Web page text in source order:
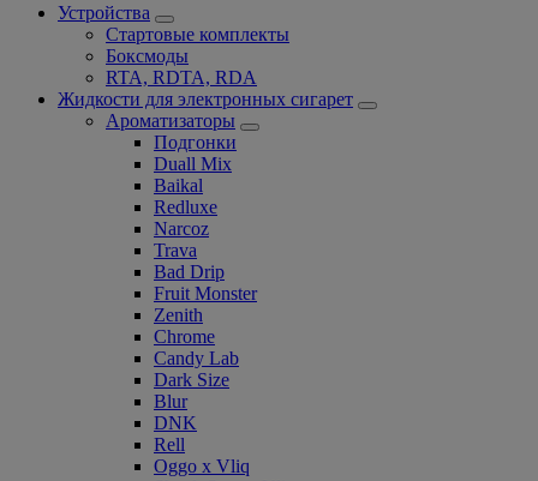
Устройства
Стартовые комплекты
Боксмоды
RTA, RDTA, RDA
Жидкости для электронных сигарет
Ароматизаторы
Подгонки
Duall Mix
Baikal
Redluxe
Narcoz
Trava
Bad Drip
Fruit Monster
Zenith
Chrome
Candy Lab
Dark Size
Blur
DNK
Rell
Oggo x Vliq